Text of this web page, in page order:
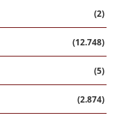
(2)
(12.748)
(5)
(2.874)